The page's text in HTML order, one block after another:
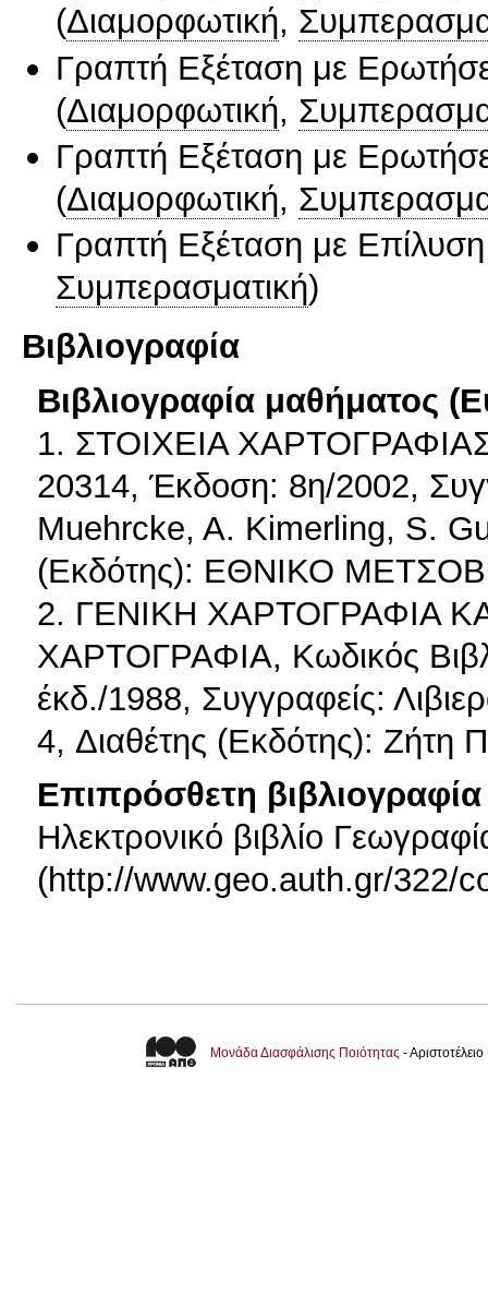
(Διαμορφωτική,
Γραπτή Εξέταση με
(Διαμορφωτική,
Γραπτή Εξέταση με
(Διαμορφωτική,
Γραπτή Εξέταση με
Συμπερασματική)
Βιβλιογραφία
Βιβλιογραφία μαθήματος
1. ΣΤΟΙΧΕΙΑ
20314, Έκδοση: 8η/2002,
Muehrcke, A. Kimerling, S.
(Εκδότης): ΕΘΝΙΚΟ
2. ΓΕΝΙΚΗ ΧΑΡΤΟΓΡΑΦΙΑ
ΧΑΡΤΟΓΡΑΦΙΑ, Κωδικός
έκδ./1988, Συγγραφείς:
4, Διαθέτης (Εκδότης): Ζήτη
Επιπρόσθετη βιβλιογραφία
Ηλεκτρονικό βιβλίο
(http://www.geo.auth.gr/322/
Μονάδα Διασφάλισης Ποιότητας -